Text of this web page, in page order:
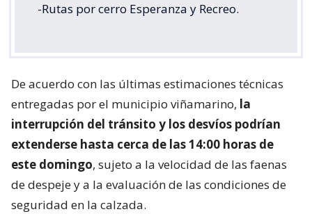
-Rutas por cerro Esperanza y Recreo.
De acuerdo con las últimas estimaciones técnicas
entregadas por el municipio viñamarino, la
interrupción del tránsito y los desvíos podrían
extenderse hasta cerca de las 14:00 horas de
este domingo, sujeto a la velocidad de las faenas
de despeje y a la evaluación de las condiciones de
seguridad en la calzada.